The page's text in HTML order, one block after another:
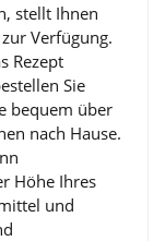
stellt Ihnen
Verfügung.
Rezept
Sie
bequem über
nach Hause.
Höhe Ihres
und